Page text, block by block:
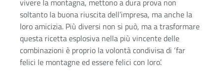
soltanto la buona riuscita dell’impresa, ma anche la
loro amicizia. Più diversi non si può, ma a trasformare
questa ricetta esplosiva nella più vincente delle
combinazioni è proprio la volontà condivisa di ‘far
felici le montagne ed essere felici con loro’.